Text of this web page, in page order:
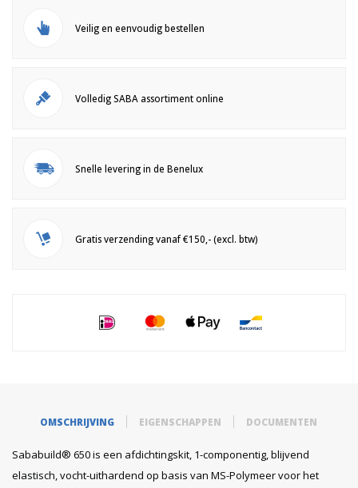
Veilig en eenvoudig bestellen
Volledig SABA assortiment online
Snelle levering in de Benelux
Gratis verzending vanaf €150,- (excl. btw)
OMSCHRIJVING EIGENSCHAPPEN DOCUMENTEN
Sababuild® 650 is een afdichtingskit, 1-componentig, blijvend
elastisch, vocht-uithardend op basis van MS-Polymeer voor het